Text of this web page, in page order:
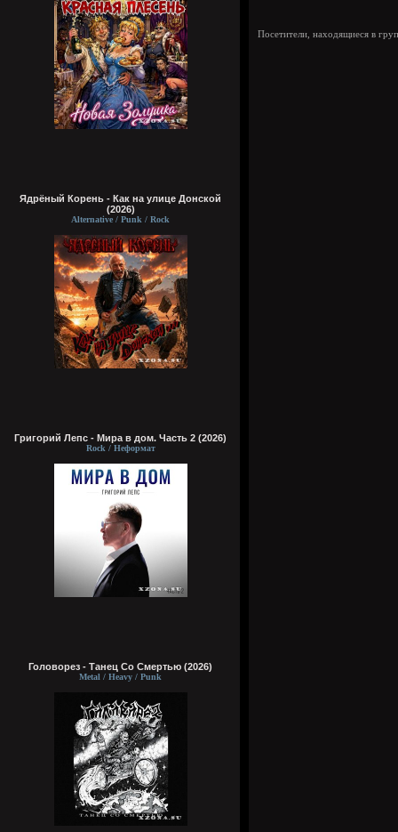
Ядрёный Корень - Как на улице Донской
(2026)
Alternative / Punk / Rock
Григорий Лепс - Мира в дом. Часть 2 (2026)
Rock / Неформат
Головорез - Tанец Со Смертью (2026)
Metal / Heavy / Punk
Посетители, находящиеся в